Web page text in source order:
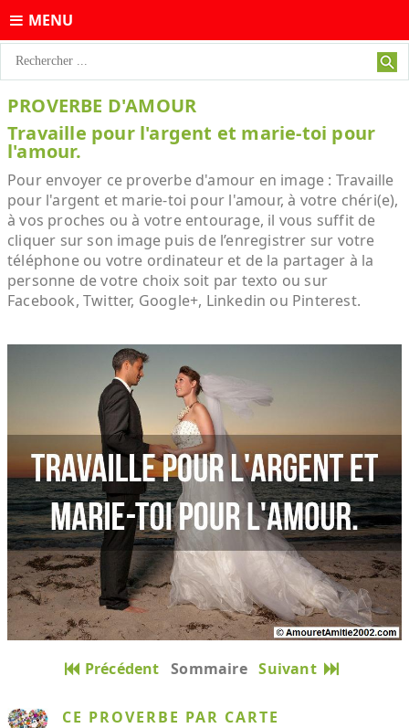
MENU
PROVERBE D'AMOUR
Travaille pour l'argent et marie-toi pour
l'amour.
Pour envoyer ce proverbe d'amour en image : Travaille
pour l'argent et marie-toi pour l'amour, à votre chéri(e),
à vos proches ou à votre entourage, il vous suffit de
cliquer sur son image puis de l’enregistrer sur votre
téléphone ou votre ordinateur et de la partager à la
personne de votre choix soit par texto ou sur
Facebook, Twitter, Google+, Linkedin ou Pinterest.
Précédent Sommaire Suivant
CE PROVERBE PAR CARTE